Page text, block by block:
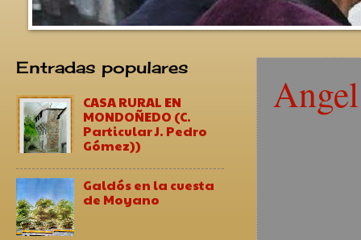
Entradas populares
CASA RURAL EN
MONDOÑEDO (C.
Particular J. Pedro
Gómez))
Galdós en la cuesta
de Moyano